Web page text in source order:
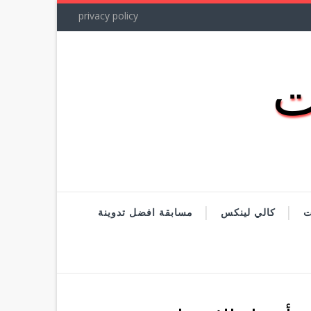
privacy policy
كالي لينكس مسابقة افضل تدوينة